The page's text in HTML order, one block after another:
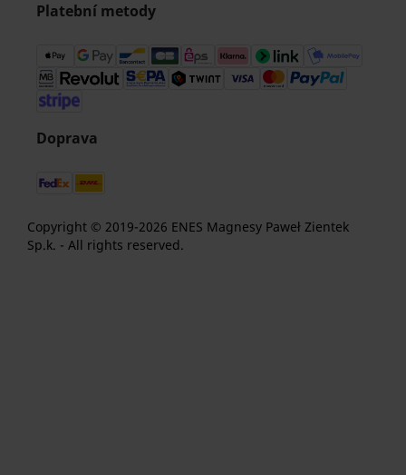
Platební metody
Doprava
Copyright © 2019-2026 ENES Magnesy Paweł Zientek
Sp.k. - All rights reserved.